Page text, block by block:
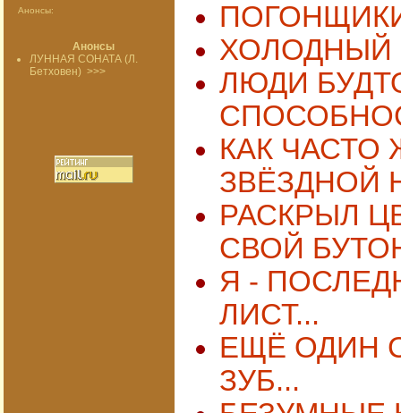
Анонсы:
Анонсы
ЛУННАЯ СОНАТА (Л.
Бетховен) >>>
ХОЛОДНЫЙ
ЛЮДИ
КАК
ЗВЁЗДНОЙ
РАСКРЫЛ
СВОЙ
Я -
ЛИСТ...
ЕЩЁ ОДИН
ЗУБ...